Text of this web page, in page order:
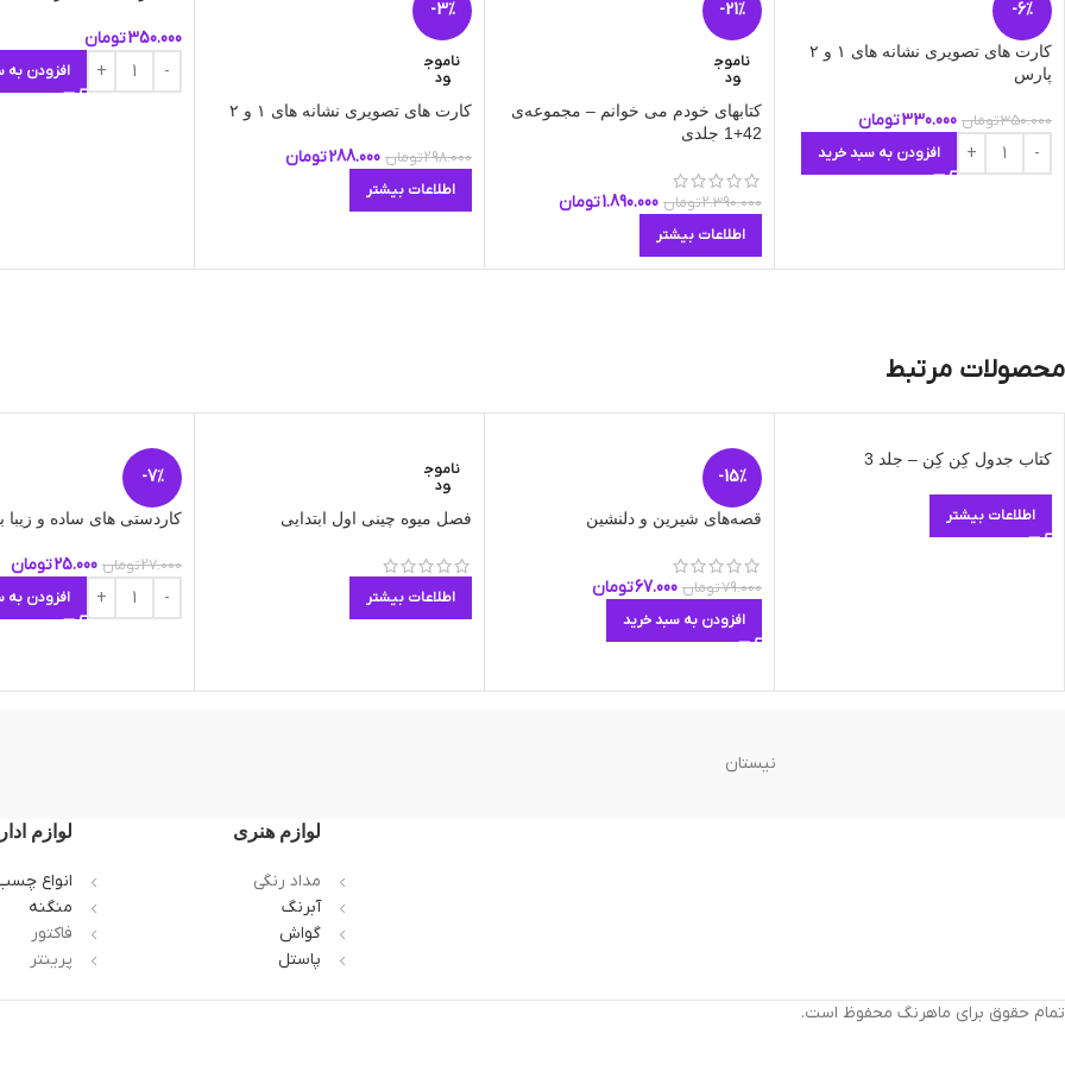
-6%
کارت های تصویری نشانه های ١ و ٢
پارس
350.000تومان 330.000تومان
افزودن به سبد خرید
-21%
ناموج
ود
کتابهای خودم می خوانم – مجموعه‌ی
42+1 جلدی
2.390.000تومان 1.890.000تومان
اطلاعات بیشتر
-3%
ناموج
ود
کارت های تصویری نشانه های ١ و ٢
298.000تومان 288.000تومان
اطلاعات بیشتر
350.000تومان
افزودن به
محصولات مرتبط
کتاب جدول کِن کِن – جلد 3
اطلاعات بیشتر
-15%
قصه‌های شیرین و دلنشین
79.000تومان 67.000تومان
افزودن به سبد خرید
ناموج
ود
فصل میوه چینی اول ابتدایی
اطلاعات بیشتر
-7%
کاردستی های ساده و زیبا
27.000تومان 25.000تومان
افزودن به
نیستان
لوازم هنری
مداد رنگی
آبرنگ
گواش
پاستل
لوازم
انواع
منگنه
فاکتور
پرینتر
تمام حقوق برای ماهرنگ محفوظ است.